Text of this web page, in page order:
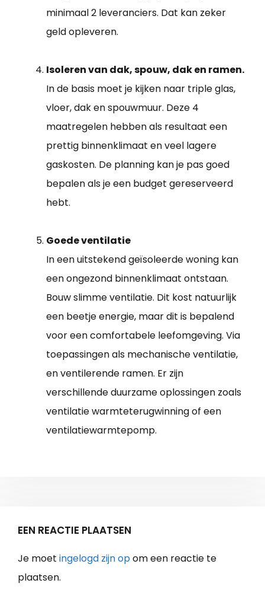
minimaal 2 leveranciers. Dat kan zeker
geld opleveren.
Isoleren van dak, spouw, dak en ramen.
In de basis moet je kijken naar triple glas,
vloer, dak en spouwmuur. Deze 4
maatregelen hebben als resultaat een
prettig binnenklimaat en veel lagere
gaskosten. De planning kan je pas goed
bepalen als je een budget gereserveerd
hebt.
Goede ventilatie
In een uitstekend geïsoleerde woning kan
een ongezond binnenklimaat ontstaan.
Bouw slimme ventilatie. Dit kost natuurlijk
een beetje energie, maar dit is bepalend
voor een comfortabele leefomgeving. Via
toepassingen als mechanische ventilatie,
en ventilerende ramen. Er zijn
verschillende duurzame oplossingen zoals
ventilatie warmteterugwinning of een
ventilatiewarmtepomp.
EEN REACTIE PLAATSEN
Je moet ingelogd zijn opom een reactie te
plaatsen.